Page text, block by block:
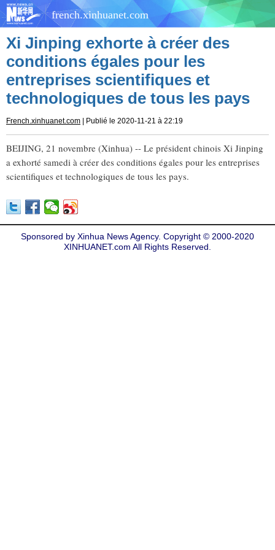
french.xinhuanet.com
Xi Jinping exhorte à créer des
conditions égales pour les
entreprises scientifiques et
technologiques de tous les pays
French.xinhuanet.com | Publié le 2020-11-21 à 22:19
BEIJING, 21 novembre (Xinhua) -- Le président chinois Xi Jinping
a exhorté samedi à créer des conditions égales pour les entreprises
scientifiques et technologiques de tous les pays.
Sponsored by Xinhua News Agency. Copyright © 2000-2020
XINHUANET.com All Rights Reserved.